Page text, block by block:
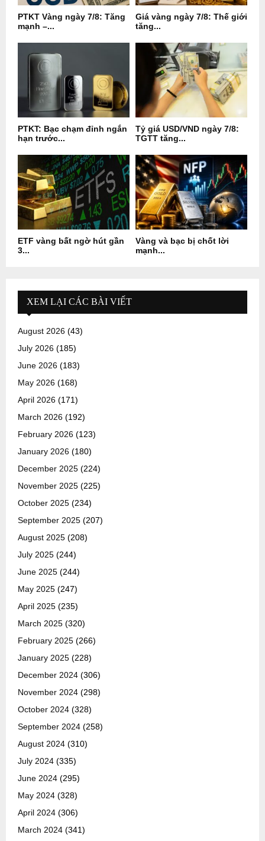
PTKT Vàng ngày 7/8: Tăng
mạnh –...
Giá vàng ngày 7/8: Thế giới
tăng...
PTKT: Bạc chạm đỉnh ngắn
hạn trước...
Tỷ giá USD/VND ngày 7/8:
TGTT tăng...
ETF vàng bất ngờ hút gần
3...
Vàng và bạc bị chốt lời
mạnh...
XEM LẠI CÁC BÀI VIẾT
August 2026 (43)
July 2026 (185)
June 2026 (183)
May 2026 (168)
April 2026 (171)
March 2026 (192)
February 2026 (123)
January 2026 (180)
December 2025 (224)
November 2025 (225)
October 2025 (234)
September 2025 (207)
August 2025 (208)
July 2025 (244)
June 2025 (244)
May 2025 (247)
April 2025 (235)
March 2025 (320)
February 2025 (266)
January 2025 (228)
December 2024 (306)
November 2024 (298)
October 2024 (328)
September 2024 (258)
August 2024 (310)
July 2024 (335)
June 2024 (295)
May 2024 (328)
April 2024 (306)
March 2024 (341)